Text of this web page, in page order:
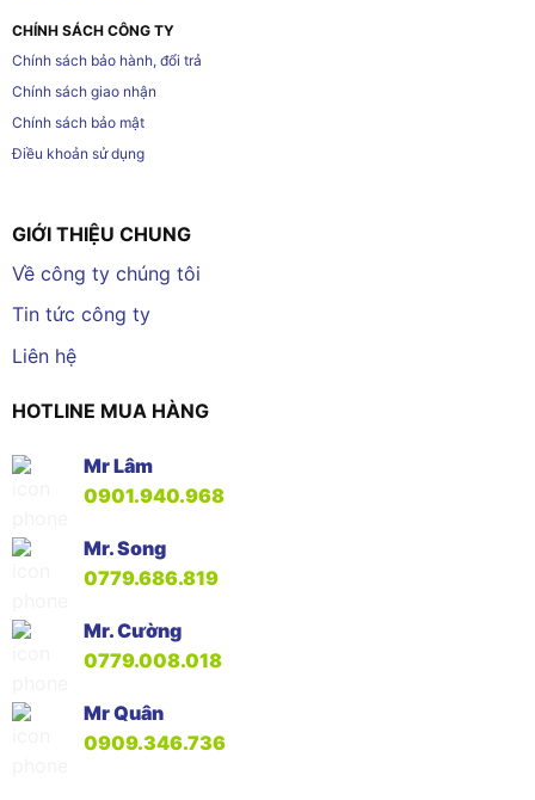
CHÍNH SÁCH CÔNG TY
Chính sách bảo hành, đổi trả
Chính sách giao nhận
Chính sách bảo mật
Điều khoản sử dụng
GIỚI THIỆU CHUNG
Về công ty chúng tôi
Tin tức công ty
Liên hệ
HOTLINE MUA HÀNG
Mr Lâm
0901.940.968
Mr. Song
0779.686.819
Mr. Cường
0779.008.018
Mr Quân
0909.346.736